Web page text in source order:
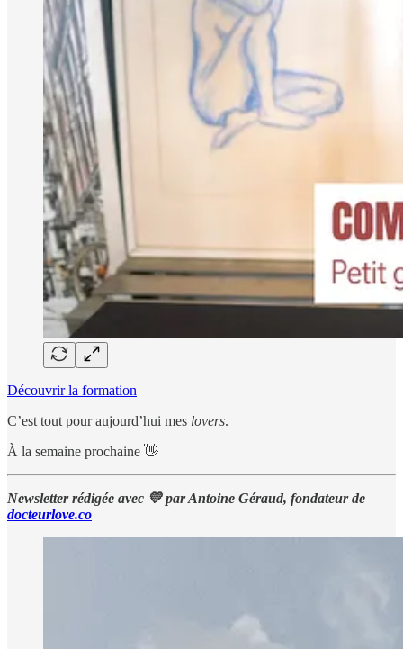
Découvrir la formation
C’est tout pour aujourd’hui mes lovers.
À la semaine prochaine 👋
Newsletter rédigée avec 💛 par Antoine Géraud, fondateur de
docteurlove.co